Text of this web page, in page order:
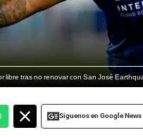
libre tras no renovar con San José
Siguenos en Google News